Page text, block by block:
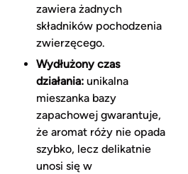
zawiera żadnych
składników pochodzenia
zwierzęcego.
Wydłużony czas
działania:unikalna
mieszanka bazy
zapachowej gwarantuje,
że aromat róży nie opada
szybko, lecz delikatnie
unosi się w